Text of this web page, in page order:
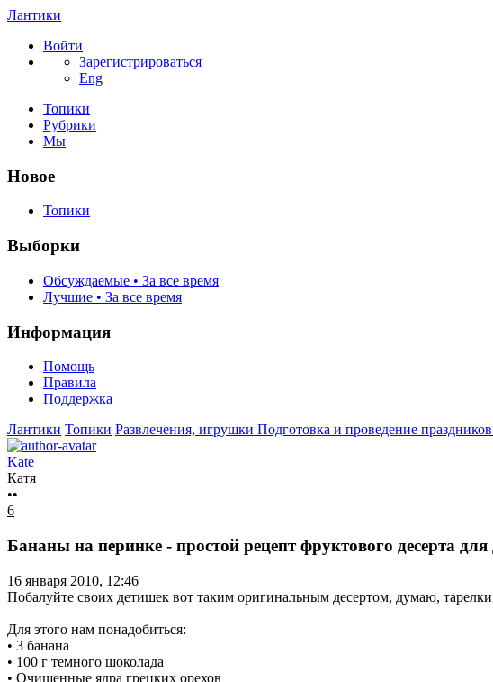
Лантики
Войти
Зарегистрироваться
Eng
Топики
Рубрики
Мы
Новое
Топики
Выборки
Обсуждаемые • За все время
Лучшие • За все время
Информация
Помощь
Правила
Поддержка
Лантики Топики Развлечения, игрушки Подготовка и проведение
Kate
Катя
••
6
Бананы на перинке - простой рецепт фруктового десерта для
16 января 2010, 12:46
Побалуйте своих детишек вот таким оригинальным десертом, думаю,
Для этого нам понадобиться:
• 3 банана
• 100 г темного шоколада
• Очищенные ядра грецких орехов